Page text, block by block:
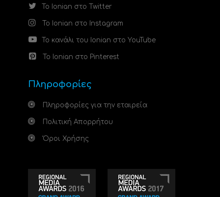
Το Ionian στο Twitter
Το Ionian στο Instagram
Το κανάλι του Ionian στο YouTube
Το Ionian στο Pinterest
Πληροφορίες
Πληροφορίες για την εταιρεία
Πολιτική Απορρήτου
Όροι Χρήσης